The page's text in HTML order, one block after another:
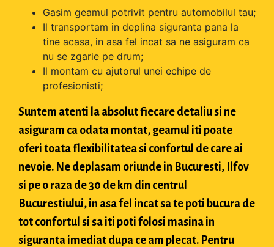
Gasim geamul potrivit pentru automobilul tau;
Il transportam in deplina siguranta pana la
tine acasa, in asa fel incat sa ne asiguram ca
nu se zgarie pe drum;
Il montam cu ajutorul unei echipe de
profesionisti;
Suntem atenti la absolut fiecare detaliu si ne
asiguram ca odata montat, geamul iti poate
oferi toata flexibilitatea si confortul de care ai
nevoie. Ne deplasam oriunde in Bucuresti, Ilfov
si pe o raza de 30 de km din centrul
Bucurestiului, in asa fel incat sa te poti bucura de
tot confortul si sa iti poti folosi masina in
siguranta imediat dupa ce am plecat. Pentru